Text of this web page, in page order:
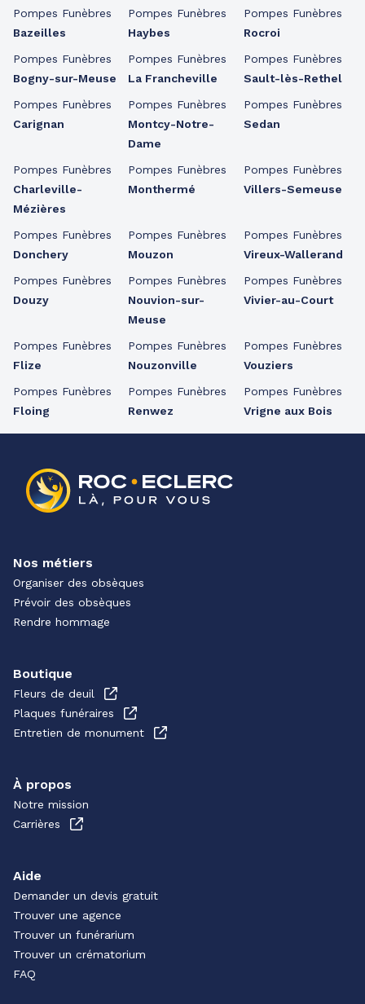
Pompes Funèbres
Bazeilles
Pompes Funèbres
Bogny-sur-Meuse
Pompes Funèbres
Carignan
Pompes Funèbres
Charleville-
Mézières
Pompes Funèbres
Donchery
Pompes Funèbres
Douzy
Pompes Funèbres
Flize
Pompes Funèbres
Floing
Pompes Funèbres
Haybes
Pompes Funèbres
La Francheville
Pompes Funèbres
Montcy-Notre-
Dame
Pompes Funèbres
Monthermé
Pompes Funèbres
Mouzon
Pompes Funèbres
Nouvion-sur-
Meuse
Pompes Funèbres
Nouzonville
Pompes Funèbres
Renwez
Pompes Funèbres
Rocroi
Pompes Funèbres
Sault-lès-Rethel
Pompes Funèbres
Sedan
Pompes Funèbres
Villers-Semeuse
Pompes Funèbres
Vireux-Wallerand
Pompes Funèbres
Vivier-au-Court
Pompes Funèbres
Vouziers
Pompes Funèbres
Vrigne aux Bois
Nos métiers
Organiser des obsèques
Prévoir des obsèques
Rendre hommage
Boutique
Fleurs de deuil
Plaques funéraires
Entretien de monument
À propos
Notre mission
Carrières
Aide
Demander un devis gratuit
Trouver une agence
Trouver un funérarium
Trouver un crématorium
FAQ